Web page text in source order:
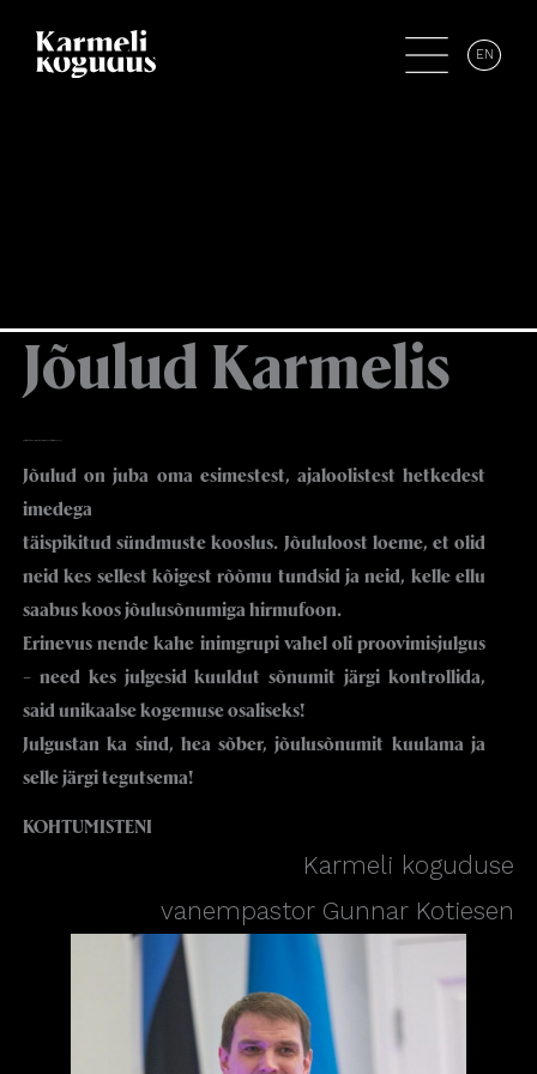
EN
Jõulud Karmelis
Jõulud on juba oma esimestest, ajaloolistest hetkedest
imedega
täispikitud sündmuste kooslus. Jõululoost loeme, et olid
neid kes sellest kõigest rõõmu tundsid ja neid, kelle ellu
saabus koos jõulusõnumiga hirmufoon.
Erinevus nende kahe inimgrupi vahel oli proovimisjulgus
– need kes julgesid kuuldut sõnumit järgi kontrollida,
said unikaalse kogemuse osaliseks!
Julgustan ka sind, hea sõber, jõulusõnumit kuulama ja
selle järgi tegutsema!
KOHTUMISTENI
Karmeli koguduse
vanempastor Gunnar Kotiesen